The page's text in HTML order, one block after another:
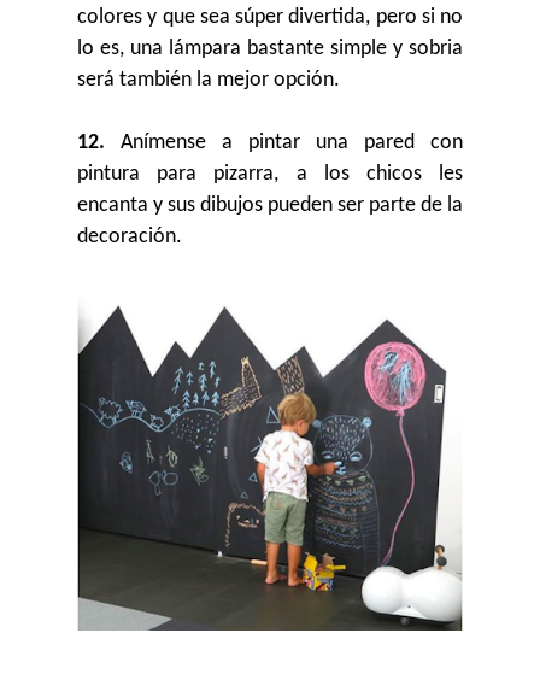
colores y que sea súper divertida, pero si no
lo es, una lámpara bastante simple y sobria
será también la mejor opción.
12. Anímense a pintar una pared con
pintura para pizarra, a los chicos les
encanta y sus dibujos pueden ser parte de la
decoración.